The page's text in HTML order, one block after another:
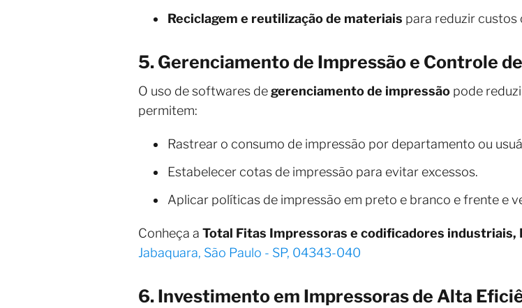
Reciclagem e reutilização de materiais para reduzir custos
5. Gerenciamento de Impressão e Controle
O uso de softwares degerenciamento de impressão pode
permitem:
Rastrear o consumo de impressão por departamento ou
Estabelecer cotas de impressão para evitar excessos.
Aplicar políticas de impressão em preto e branco e frente e
Conheça a Total Fitas Impressoras e codificadores industriais,
Jabaquara, São Paulo - SP, 04343-040
6. Investimento em Impressoras de Alta